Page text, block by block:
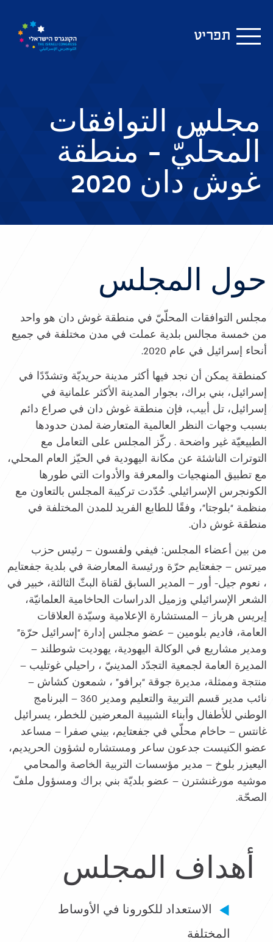
תפריט
مجلس التوافقات
المحلّيّ – منطقة
غوش دان 2020
حول المجلس
مجلس التوافقات المحلّيّ في منطقة غوش دان هو واحد
من خمسة مجالس بلدية عملت في مدن مختلفة في جميع
أنحاء إسرائيل في عام 2020.
كمنطقة يمكن أن نجد فيها أكثر مدينة حريديّة وتشدّدًا في
إسرائيل، بني براك، بجوار المدينة الأكثر علمانية في
إسرائيل، تل أبيب، فإن منطقة غوش دان في صراع دائم
بسبب وجهات النظر العالمية المتعارضة لمدن حدودها
الطبيعيّة غير واضحة . ركّز المجلس على التعامل مع
التوترات الناشئة عن مكانة اليهودية في الحيّز العام المحلي،
مع تطبيق المنهجيات والمعرفة والأدوات التي طورها
الكونجرس الإسرائيلي. حُدّدت تركيبة المجلس بالتعاون مع
منظمة “بلوجتا”، وفقًا للطابع الفريد للمدن المختلفة في
منطقة غوش دان.
من بين أعضاء المجلس: فيفي ولفسون – رئيس حزب
ميرتس – جفعتايم حرّة ورئيسة المعارضة في بلدية جفعتايم
، نعوم جيل- أور – المدير السابق لقناة البثّ الثالثة، خبير في
الشعر الإسرائيلي وزميل الدراسات الحاخامية العلمانيّة،
إيريس هرباز – المستشارة الإعلامية وسيّدة العلاقات
العامة، فاديم بلومين – عضو مجلس إدارة “إسرائيل حرّة”
ومدير مشاريع في الوكالة اليهودية، يهوديت شوطلند –
المديرة العامة لجمعية التجدّد المدينيّ ، راحيلي غوتليب –
منتجة وممثلة، مديرة جوقة “برافو” ، شمعون كشاش –
نائب مدير قسم التربية والتعليم ومدير 360 – البرنامج
الوطني للأطفال وأبناء الشبيبة المعرضين للخطر، يسرائيل
غانتس – حاخام محلّي في جفعتايم، بيني صفرا – مساعد
عضو الكنيست جدعون ساعر ومستشاره لشؤون الحريديم،
اليعيزر بلوخ – مدير مؤسسات التربية الخاصة والمحامي
موشيه مورغنشترن – عضو بلديّة بني براك ومسؤول ملفّ
الصحّة.
أهداف المجلس
الاستعداد للكورونا في الأوساط
المختلفة